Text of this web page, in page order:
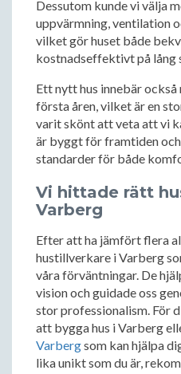
Dessutom kunde vi välja
uppvärmning, ventilation
vilket gör huset både
kostnadseffektivt på lång
Ett nytt hus innebär
första åren, vilket är en
varit skönt att veta att vi
är byggt för framtiden
standarder för både
Vi hittade rätt
Varberg
Efter att ha jämfört flera
hustillverkare i Varberg
våra förväntningar. De
vision och guidade oss
stor professionalism. För
att bygga hus i Varberg
Varbergsom kan hjälpa
lika unikt som du är,